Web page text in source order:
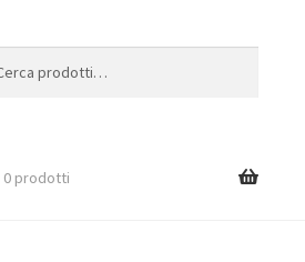
0 prodotti